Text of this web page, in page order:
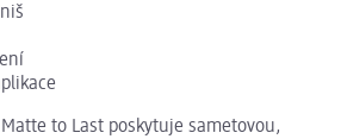
to Last poskytuje sametovou,